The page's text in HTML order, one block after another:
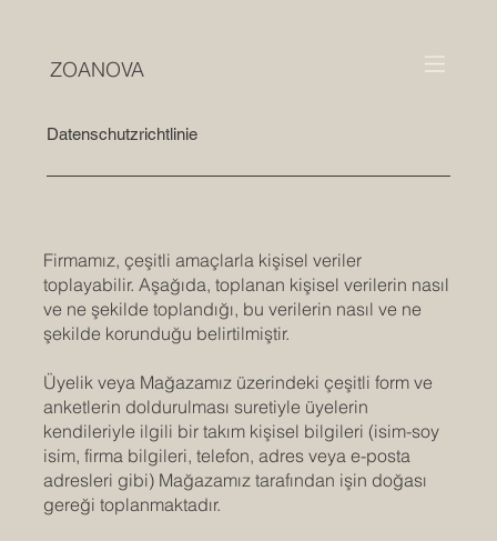
ZOANOVA
Datenschutzrichtlinie
Firmamız, çeşitli amaçlarla kişisel veriler
toplayabilir. Aşağıda, toplanan kişisel verilerin nasıl
ve ne şekilde toplandığı, bu verilerin nasıl ve ne
şekilde korunduğu belirtilmiştir.
Üyelik veya Mağazamız üzerindeki çeşitli form ve
anketlerin doldurulması suretiyle üyelerin
kendileriyle ilgili bir takım kişisel bilgileri (isim-soy
isim, firma bilgileri, telefon, adres veya e-posta
adresleri gibi) Mağazamız tarafından işin doğası
gereği toplanmaktadır.